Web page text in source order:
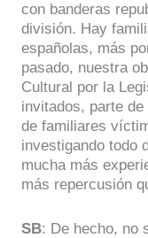
con banderas
división. Hay
españolas, más
pasado, nuestra
Cultural por la
invitados, parte
de familiares
investigando todo
mucha más
más repercusión
SB: De hecho, no